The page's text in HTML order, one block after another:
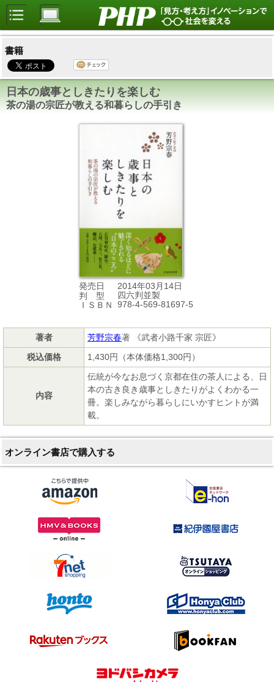
書籍
日本の歳事としきたりを楽しむ
茶の湯の宗匠が教える和暮らしの手引き
発売日
2014年03月14日
判 型
四六判並製
ＩＳＢＮ
978-4-569-81697-5
著者 芳野宗春著 《武者小路千家 宗匠》
税込価格
1,430円（本体価格1,300円）
内容
伝統が今なお息づく京都在住の茶人による、日
本の古き良き歳事としきたりがよくわかる一
冊。楽しみながら暮らしにいかすヒントが満
載。
オンライン書店で購入する